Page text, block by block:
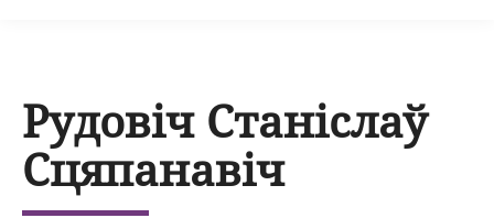
Рудовіч Станіслаў
Сцяпанавіч